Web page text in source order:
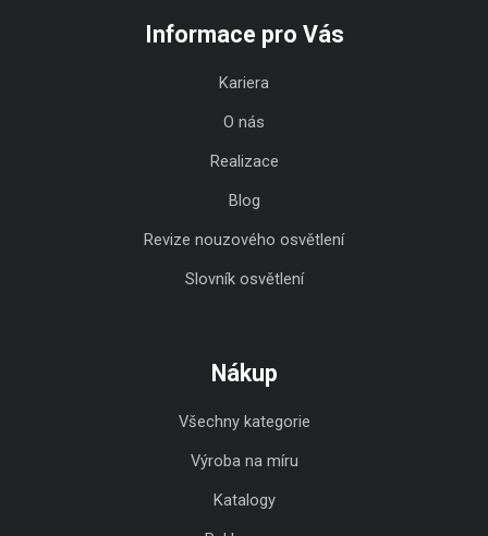
Informace pro Vás
Kariera
O nás
Realizace
Blog
Revize nouzového osvětlení
Slovník osvětlení
Nákup
Všechny kategorie
Výroba na míru
Katalogy